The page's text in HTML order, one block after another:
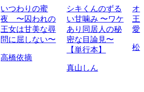
いつわりの蜜
夜 〜囚われの
王女は甘美な尋
問に屈しない〜
高橋依摘
シキくんのずる
い甘噛み 〜ワケ
あり同居人の秘
密な目論見〜
【単行本】
真山しん
オ
王
愛
松